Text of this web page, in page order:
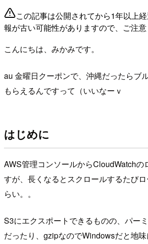
この記事は公開されてから1年以上
報が古い可能性がありますので、ご注意
こんにちは、みかみです。
au 金曜日クーポンで、沖縄だったらブ
もらえるんですって（いいなーｖ
はじめに
AWS管理コンソールからCloudWatchの
すが、長くなるとスクロールするたび
らい。。
S3にエクスポートできるものの、パー
だったり、gzipなのでWindowsだと地